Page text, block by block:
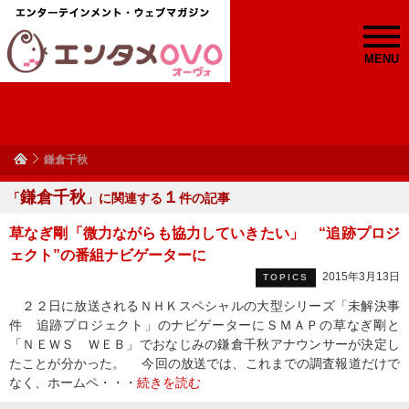
MENU
鎌倉千秋
「鎌倉千秋 」に関連する １ 件の記事
草なぎ剛「微力ながらも協力していきたい」 “追跡プロジ
ェクト”の番組ナビゲーターに
TOPICS 2015年3月13日
２２日に放送されるＮＨＫスペシャルの大型シリーズ「未解決事
件 追跡プロジェクト」のナビゲーターにＳＭＡＰの草なぎ剛と
「ＮＥＷＳ ＷＥＢ」でおなじみの鎌倉千秋アナウンサーが決定し
たことが分かった。 今回の放送では、これまでの調査報道だけで
なく、ホームペ・・・ 続きを読む